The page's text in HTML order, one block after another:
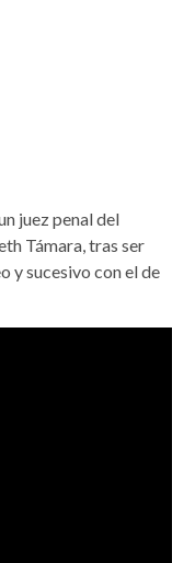
juez penal del
Támara, tras ser
y sucesivo con el de